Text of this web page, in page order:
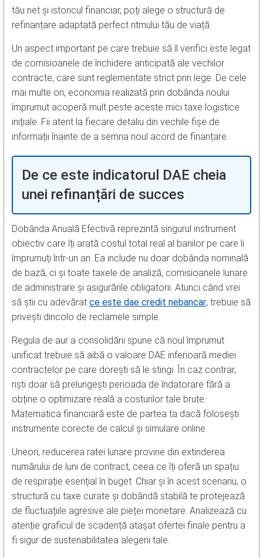
tău net și istoricul financiar, poți alege o structură de
refinanțare adaptată perfect ritmului tău de viață.
Un aspect important pe care trebuie să îl verifici este legat
de comisioanele de închidere anticipată ale vechilor
contracte, care sunt reglementate strict prin lege. De cele
mai multe ori, economia realizată prin dobânda noului
împrumut acoperă mult peste aceste mici taxe logistice
inițiale. Fii atent la fiecare detaliu din vechile fișe de
informații înainte de a semna noul acord de finanțare.
De ce este indicatorul DAE cheia
unei refinanțări de succes
Dobânda Anuală Efectivă reprezintă singurul instrument
obiectiv care îți arată costul total real al banilor pe care îi
împrumuți într-un an. Ea include nu doar dobânda nominală
de bază, ci și toate taxele de analiză, comisioanele lunare
de administrare și asigurările obligatorii. Atunci când vrei
să știi cu adevăratce este dae credit nebancar, trebuie să
privești dincolo de reclamele simple.
Regula de aur a consolidării spune că noul împrumut
unificat trebuie să aibă o valoare DAE inferioară mediei
contractelor pe care dorești să le stingi. În caz contrar,
riști doar să prelungești perioada de îndatorare fără a
obține o optimizare reală a costurilor tale brute.
Matematica financiară este de partea ta dacă folosești
instrumente corecte de calcul și simulare online.
Uneori, reducerea ratei lunare provine din extinderea
numărului de luni de contract, ceea ce îți oferă un spațiu
de respirație esențial în buget. Chiar și în acest scenariu, o
structură cu taxe curate și dobândă stabilă te protejează
de fluctuațiile agresive ale pieței monetare. Analizează cu
atenție graficul de scadență atașat ofertei finale pentru a
fi sigur de sustenabilitatea alegerii tale.